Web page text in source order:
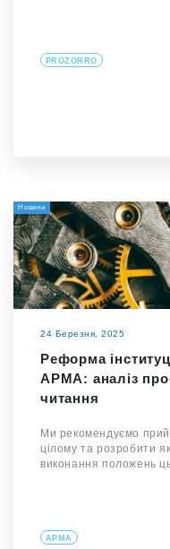
PROZORRO
Новини
24 Березня, 2025
Реформа
АРМА: аналіз
читання
Ми рекомендуємо
цілому та розробити
виконання положень
АРМА